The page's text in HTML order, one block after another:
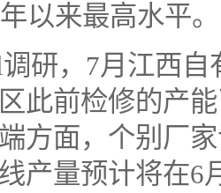
以来最高水平。
研，7月江西
此前检修的产
方面，个别厂
产量预计将在6